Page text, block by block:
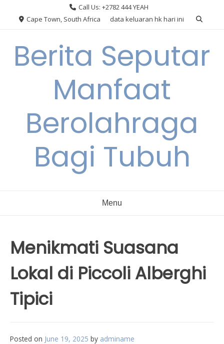
Call Us: +2782 444 YEAH
Cape Town, South Africa
data keluaran hk hari ini
Berita Seputar
Manfaat
Berolahraga
Bagi Tubuh
Menu
Menikmati Suasana
Lokal di Piccoli Alberghi
Tipici
Posted on June 19, 2025 by adminame